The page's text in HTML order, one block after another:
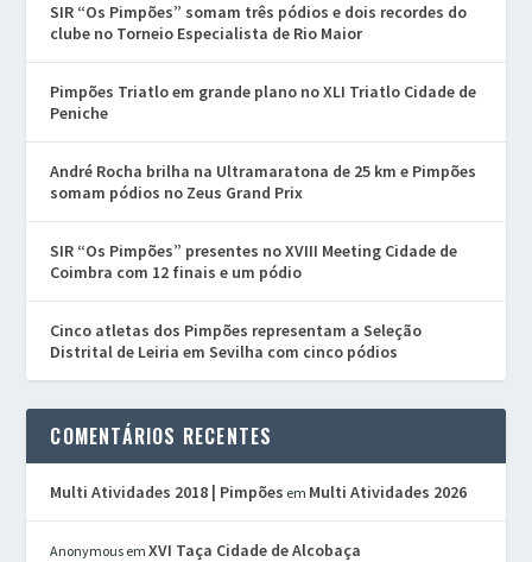
SIR “Os Pimpões” somam três pódios e dois recordes do
clube no Torneio Especialista de Rio Maior
Pimpões Triatlo em grande plano no XLI Triatlo Cidade de
Peniche
André Rocha brilha na Ultramaratona de 25 km e Pimpões
somam pódios no Zeus Grand Prix
SIR “Os Pimpões” presentes no XVIII Meeting Cidade de
Coimbra com 12 finais e um pódio
Cinco atletas dos Pimpões representam a Seleção
Distrital de Leiria em Sevilha com cinco pódios
COMENTÁRIOS RECENTES
Multi Atividades 2018 | Pimpões em Multi Atividades 2026
Anonymous emXVI Taça Cidade de Alcobaça